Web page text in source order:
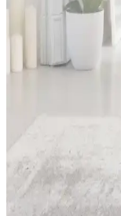
Logitech Klavye
Dünyasında Öne
Logitech klavyeleri,
modelleriyle
Geniş ürün yelpazesi,
Awox Ligero
Infrared Isıtıcı,
Awox Ligero X9502,
döner ve enerji
tasarımıyla kolay